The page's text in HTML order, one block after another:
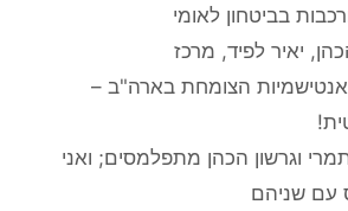
בביטחון לאומי
, יאיר לפיד, מרכז
הצומחת בארה"ב –
וגרשון הכהן מתפלמסים; ואני
עם שניהם